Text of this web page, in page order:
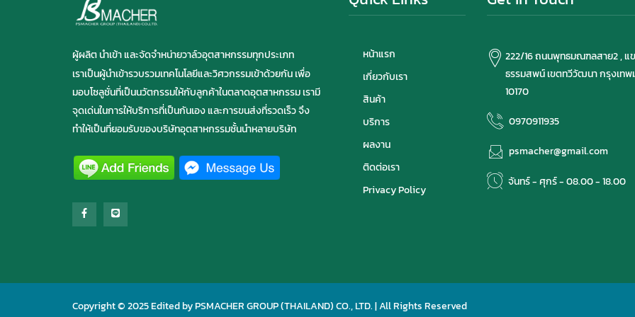
ผู้ผลิต นำเข้า และจัดจำหน่ายวาล์วอุตสาหกรรมทุกประเภท
เราเป็นผู้นำเข้ารวบรวมเทคโนโลยีและวิศวกรรมเข้าด้วยกัน เพื่อ
มอบโซลูชั่นที่เป็นนวัตกรรมให้กับลูกค้าในตลาดอุตสาหกรรม เรามี
จุดเด่นในการให้บริการที่เป็นกันเอง และการขนส่งที่รวดเร็ว จึง
ทำให้เป็นที่ยอมรับของบริษัทอุตสาหกรรมชั้นนำหลายบริษัท
หน้าแรก
เกี่ยวกับเรา
สินค้า
บริการ
ผลงาน
ติดต่อเรา
Privacy Policy
222/16 ถนนพุทธมณฑลสาย2 , แ
ธรรมสพน์ เขตทวีวัฒนา กรุงเทพ
10170
0970911935
psmacher@gmail.com
จันทร์ - ศุกร์ - 08.00 - 18.00
Copyright © 2025 Edited by PSMACHER GROUP (THAILAND) CO., LTD. | All Rights Reserved